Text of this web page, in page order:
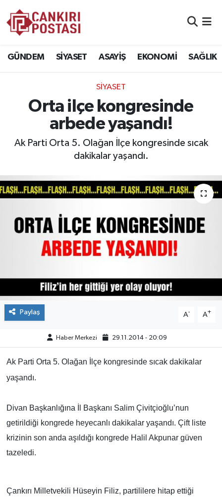
GÜNDEM SİYASET ASAYİŞ EKONOMİ SAĞLIK
SİYASET
Orta ilçe kongresinde
arbede yaşandı!
Ak Parti Orta 5. Olağan İlçe kongresinde sıcak
dakikalar yaşandı.
Paylaş A- A+
Haber Merkezi 29.11.2014 - 20:09
Ak Parti Orta 5. Olağan İlçe kongresinde sıcak dakikalar
yaşandı.
Divan Başkanlığına İl Başkanı Salim Çivitçioğlu’nun
getirildiği kongrede heyecanlı dakikalar yaşandı. Çift liste
krizinin son anda aşıldığı kongrede Halil Akpunar güven
tazeledi.
Çankırı Milletvekili Hüseyin Filiz, partililere hitap ettiği
EKONOMİ
SAĞLIK
EĞİTİM
ÇEVRE
RESMİ İLANLAR
KÜLTÜR
TURİZM
MAGAZİN
BÖLGE
DÜNYA
Trafik Durumu
Süper Lig Puan Durumu ve Fikstür
Son Dakika Haberleri
Haber Arşivi